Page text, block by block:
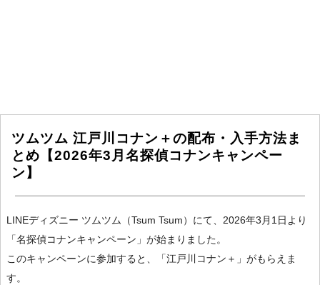
ツムツム 江戸川コナン＋の配布・入手方法ま
とめ【2026年3月名探偵コナンキャンペー
ン】
LINEディズニー ツムツム（Tsum Tsum）にて、2026年3月1日より
「名探偵コナンキャンペーン」が始まりました。
このキャンペーンに参加すると、「江戸川コナン＋」がもらえま
す。